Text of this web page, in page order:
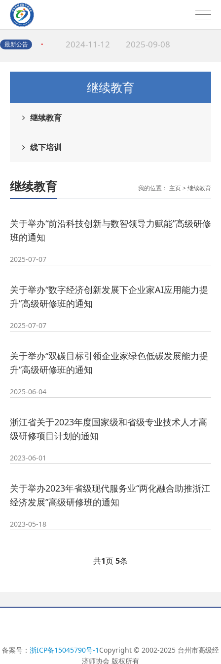
最新公告 2025-09-08
2024-11-12
·
协会会员入会函 2024-10-28
· 关于协会四届理事
会成员调整的情况说明
· 关于召开第四届理事会五次会议的
2023-09-19
员调整的通知
2023-09-19
· 关于推选吕临城为
协会会长的通知
· 2023年会通知
年年
导小组的通
· 关于召开协会
2024-10-28
·
关于协会四届理事会成员调整的情况
说明 2024-04-16
· 关于召开第四届理事会五次会议的
通知
· 关于协会章程增加
清廉建设的通知
2023-09-19
· 关于四届理事会成
员调整的通知
· 关于推选吕临城为
继续教育
继续教育
线下培训
继续教育 我的位置： 主页> 继续教育
关于举办“前沿科技创新与数智领导力赋能”高级研修
班的通知
2025-07-07
关于举办“数字经济创新发展下企业家AI应用能力提
升”高级研修班的通知
2025-07-07
关于举办“双碳目标引领企业家绿色低碳发展能力提
升”高级研修班的通知
2025-06-04
浙江省关于2023年度国家级和省级专业技术人才高
级研修项目计划的通知
2023-06-01
关于举办2023年省级现代服务业“两化融合助推浙江
经济发展”高级研修班的通知
2023-05-18
共1页5条
备案号： 浙ICP备15045790号-1 Copyright © 2002-2025 台州市高级经
济师协会 版权所有